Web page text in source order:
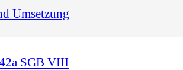
Umsetzung
SGB VIII